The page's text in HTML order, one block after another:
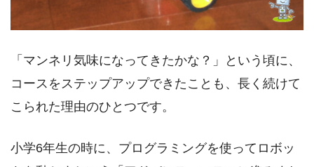
「マンネリ気味になってきたかな？」という頃に、
コースをステップアップできたことも、長く続けて
こられた理由のひとつです。
小学6年生の時に、プログラミングを使ってロボッ